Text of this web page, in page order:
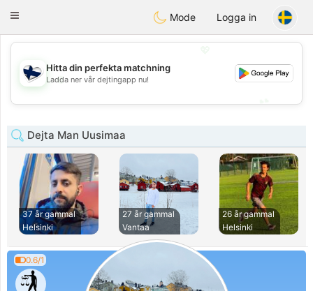
SuomenTreffit
Toggle
Mode Logga in
💖
💕
Hitta din perfekta matchning
Ladda ner vår dejtingapp nu!
Dejta Man Uusimaa
37 år gammal
Helsinki
27 år gammal
Vantaa
26 år gammal
Helsinki
0.6/1